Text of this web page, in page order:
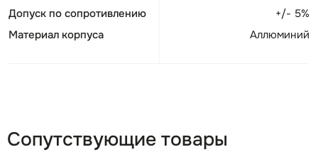
Допуск по сопротивлению
+/- 5%
Материал корпуса
Аллюминий
Сопутствующие товары